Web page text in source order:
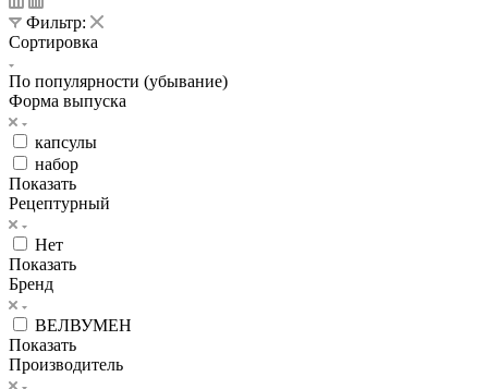
Фильтр:
Сортировка
По популярности (убывание)
Форма выпуска
капсулы
набор
Показать
Рецептурный
Нет
Показать
Бренд
ВЕЛВУМЕН
Показать
Производитель